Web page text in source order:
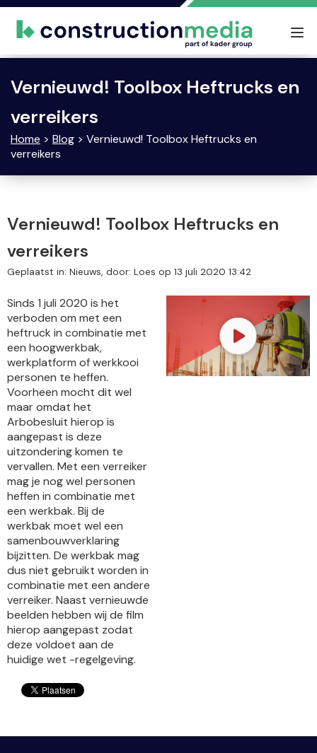
Vernieuwd! Toolbox Heftrucks en
verreikers
Home > Blog > Vernieuwd! Toolbox Heftrucks en
verreikers
Vernieuwd! Toolbox Heftrucks en
verreikers
Geplaatst in: Nieuws, door: Loes op 13 juli 2020 13:42
Sinds 1 juli 2020 is het
verboden om met een
heftruck in combinatie met
een hoogwerkbak,
werkplatform of werkkooi
personen te heffen.
Voorheen mocht dit wel
maar omdat het
Arbobesluit hierop is
aangepast is deze
uitzondering komen te
vervallen. Met een verreiker
mag je nog wel personen
heffen in combinatie met
een werkbak. Bij de
werkbak moet wel een
samenbouwverklaring
bijzitten. De werkbak mag
dus niet gebruikt worden in
combinatie met een andere
verreiker. Naast vernieuwde
beelden hebben wij de film
hierop aangepast zodat
deze voldoet aan de
huidige wet -regelgeving.